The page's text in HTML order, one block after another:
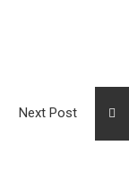
Next Post